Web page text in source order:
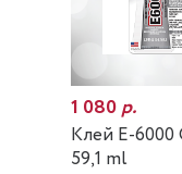
1 080р.
Клей E-6000
59,1 ml